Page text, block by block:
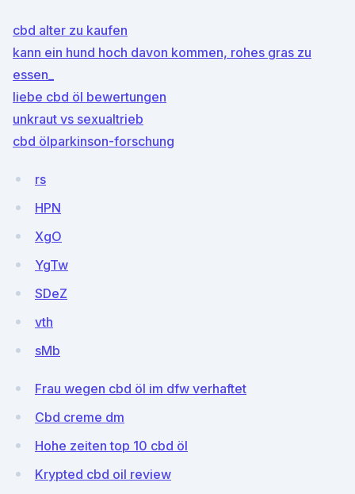
cbd alter zu kaufen
kann ein hund hoch davon kommen, rohes gras zu
essen_
liebe cbd öl bewertungen
unkraut vs sexualtrieb
cbd ölparkinson-forschung
rs
HPN
XgO
YgTw
SDeZ
vth
sMb
Frau wegen cbd öl im dfw verhaftet
Cbd creme dm
Hohe zeiten top 10 cbd öl
Krypted cbd oil review